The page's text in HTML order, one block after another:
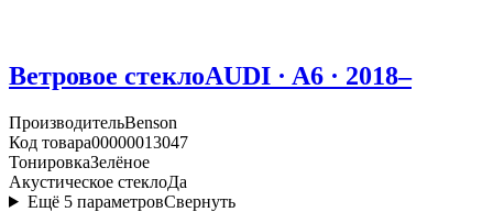
Ветровое стеклоAUDI · A6 · 2018–
ПроизводительBenson
Код товара00000013047
ТонировкаЗелёное
Акустическое стеклоДа
Ещё 5 параметровСвернуть